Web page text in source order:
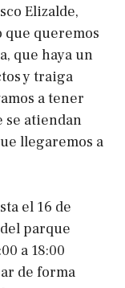
Elizalde,
queremos
que haya un
y traiga
a tener
se atiendan
llegaremos a
el 16 de
parque
a 18:00
de forma